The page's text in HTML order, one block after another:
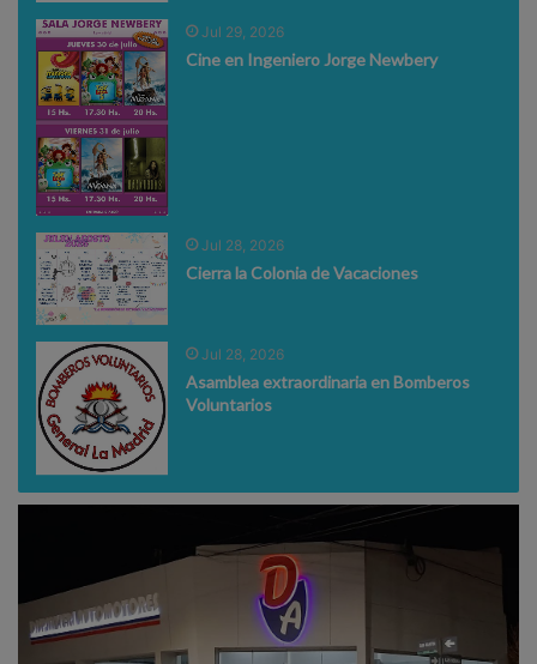
Jul 29, 2026
Cine en Ingeniero Jorge Newbery
Jul 28, 2026
Cierra la Colonia de Vacaciones
Jul 28, 2026
Asamblea extraordinaria en Bomberos
Voluntarios